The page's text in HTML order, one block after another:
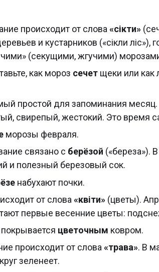
происходит от слова «сікти»
и кустарников («сікли ліс»),
(секущими, жгучими)
как мороз сечет щеки или как
простой для запоминания месяц.
свирепый, жестокий. Это время
морозы февраля.
связано с берёзой («береза»).
и полезный березовый сок.
набухают почки.
от слова «квіти» (цветы).
первые весенние цветы:
цветочным ковром.
происходит от слова «трава». В
зеленеет.